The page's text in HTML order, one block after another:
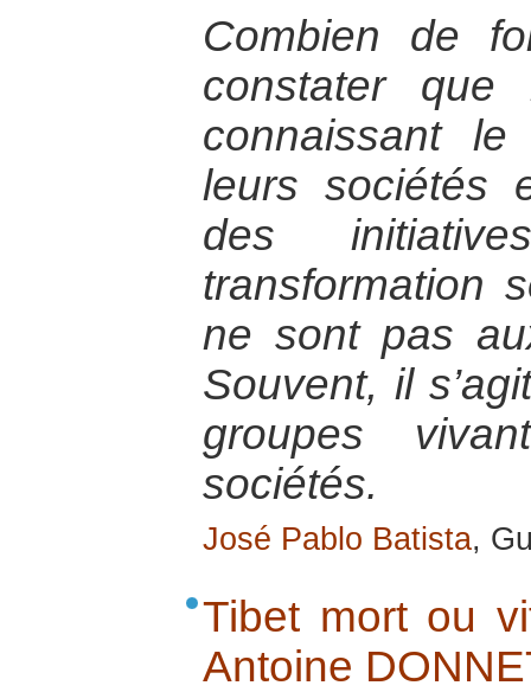
Combien de
constater que
connaissant
leurs sociétés
des
transformation
ne sont pas
Souvent, il
groupes
sociétés.
José Pablo Batista,
Tibet mort ou
Antoine